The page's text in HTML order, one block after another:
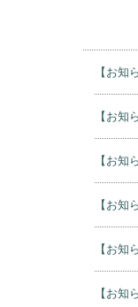
【お知
【お知
【お知
【お知
【お
【お知